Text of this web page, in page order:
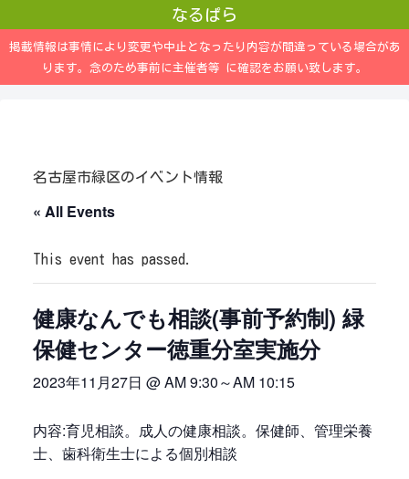
なるぱら
掲載情報は事情により変更や中止となったり内容が間違っている場合があ
ります。念のため事前に主催者等 に確認をお願い致します。
名古屋市緑区のイベント情報
« All Events
This event has passed.
健康なんでも相談(事前予約制) 緑
保健センター徳重分室実施分
2023年11月27日 @ AM 9:30～AM 10:15
内容:育児相談。成人の健康相談。保健師、管理栄養
士、歯科衛生士による個別相談